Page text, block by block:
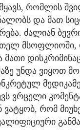
რომლის
და მათ
ძალიან
უნდა ვიყოთ
ვრცელი
ვატყობ, რომ